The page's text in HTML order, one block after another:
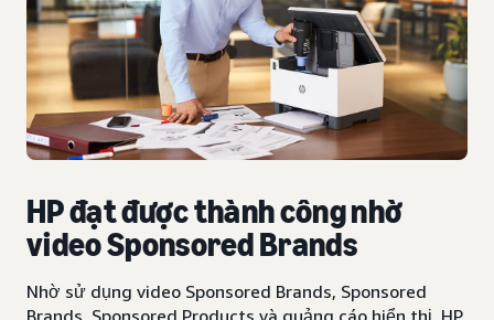
HP đạt được thành công nhờ
video Sponsored Brands
Nhờ sử dụng video Sponsored Brands, Sponsored